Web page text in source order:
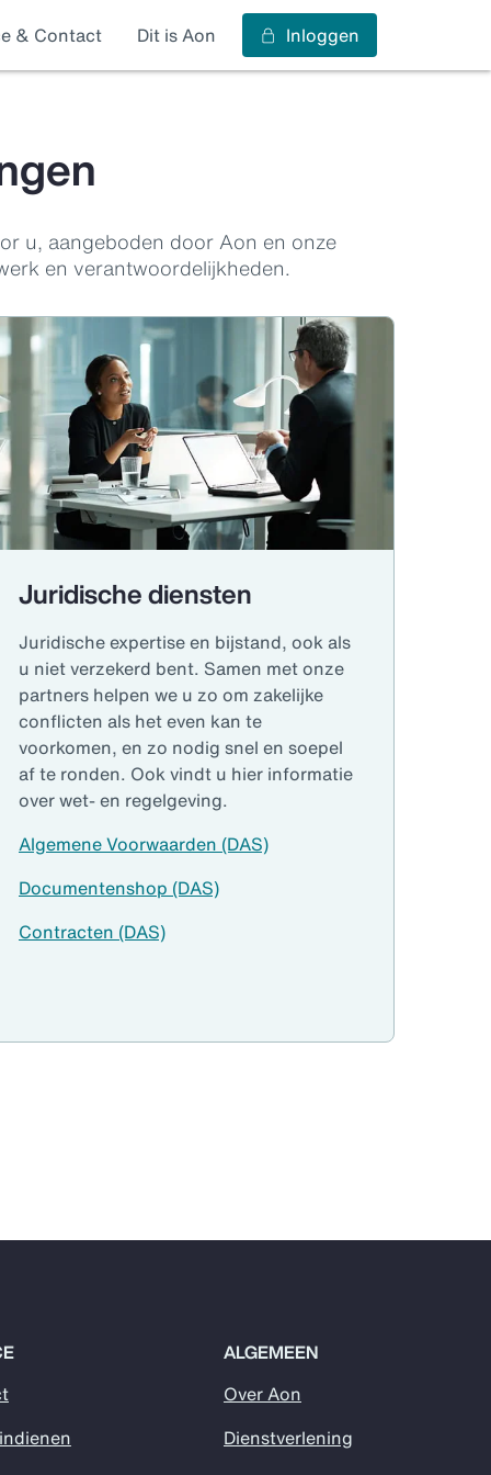
& Contact Dit is Aon Inloggen
u, aangeboden door Aon en onze
en verantwoordelijkheden.
Juridische diensten
Juridische expertise en bijstand, ook als
u niet verzekerd bent. Samen met onze
partners helpen we u zo om zakelijke
conflicten als het even kan te
voorkomen, en zo nodig snel en soepel
af te ronden. Ook vindt u hier informatie
over wet- en regelgeving.
Algemene Voorwaarden (DAS)
Documentenshop (DAS)
Contracten (DAS)
ALGEMEEN
Over Aon
Dienstverlening